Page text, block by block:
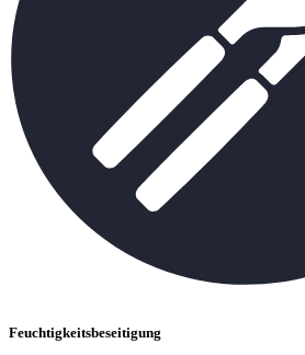
Feuchtigkeitsbeseitigung